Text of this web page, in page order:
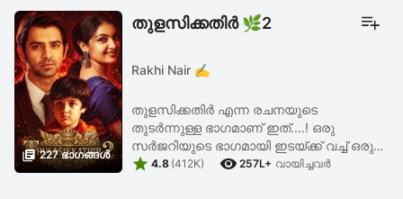
 227 ഭാഗങ്ങള്‍
തുളസിക്കതിർ 🌿2
Rakhi Nair ✍️
തുളസിക്കതിർ എന്ന രചനയുടെ
തുടർന്നുള്ള ഭാഗമാണ് ഇത്....! ഒരു
സർജറിയുടെ ഭാഗമായി ഇടയ്ക്ക് വച്ച് ഒരു
ബ്രേക്ക് എടുക്കേണ്ടി വന്നു....
 4.8 (412K)  257L+ വായിച്ചവര്‍